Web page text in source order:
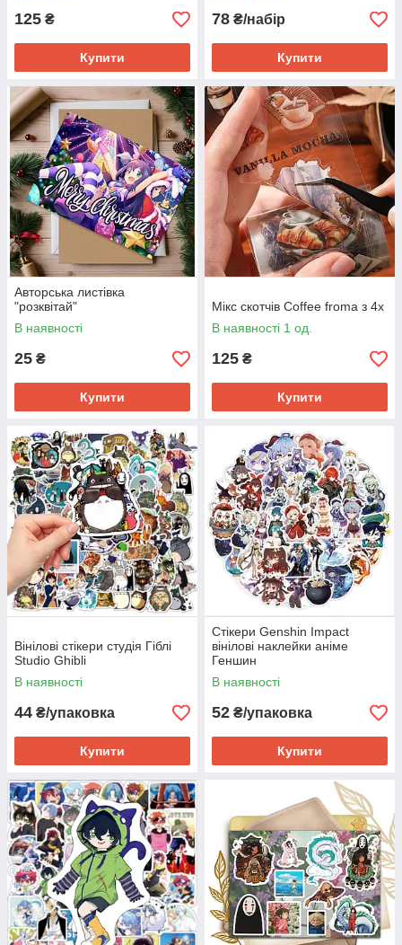
125 ₴
Купити
78 ₴/набір
Купити
Авторська листівка
"розквітай"
В наявності
25 ₴
Купити
Мікс скотчів Coffee froma з 4х
В наявності 1 од.
125 ₴
Купити
Вінілові стікери студія Гіблі
Studio Ghibli
В наявності
44 ₴/упаковка
Купити
Стікери Genshin Impact
вінілові наклейки аніме
Геншин
В наявності
52 ₴/упаковка
Купити